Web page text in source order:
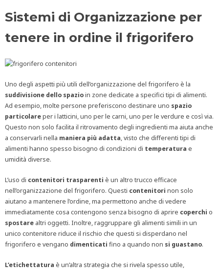
Sistemi di Organizzazione per
tenere in ordine il frigorifero
Uno degli aspetti più utili dell’organizzazione del frigorifero è la
suddivisione dello spazioin zone dedicate a specifici tipi di alimenti.
Ad esempio, molte persone preferiscono destinare uno spazio
particolareper i latticini, uno per le carni, uno per le verdure e così via.
Questo non solo facilita il ritrovamento degli ingredienti ma aiuta anche
a conservarli nella maniera più adatta, visto che differenti tipi di
alimenti hanno spesso bisogno di condizioni di temperatura e
umidità diverse.
L’uso di contenitori trasparenti è un altro trucco efficace
nell’organizzazione del frigorifero. Questi contenitori non solo
aiutano a mantenere l’ordine, ma permettono anche di vedere
immediatamente cosa contengono senza bisogno di aprire coperchi o
spostare altri oggetti. Inoltre, raggruppare gli alimenti simili in un
unico contenitore riduce il rischio che questi si disperdano nel
frigorifero e vengano dimenticati fino a quando non si guastano.
L’etichettatura è un’altra strategia che si rivela spesso utile,